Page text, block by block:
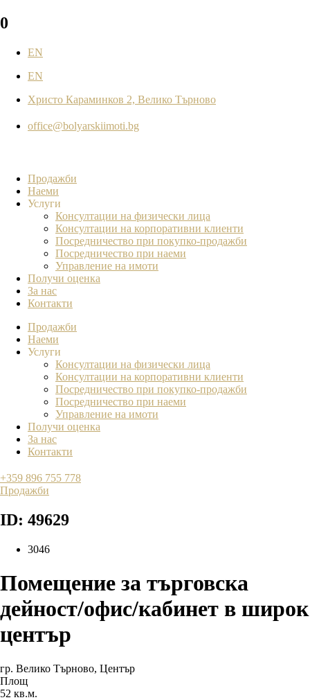
0
EN
EN
Христо Караминков 2, Велико Търново
office@bolyarskiimoti.bg
Продажби
Наеми
Услуги
Консултации на физически лица
Консултации на корпоративни клиенти
Посредничество при покупко-продажби
Посредничество при наеми
Управление на имоти
Получи оценка
За нас
Контакти
Продажби
Наеми
Услуги
Консултации на физически лица
Консултации на корпоративни клиенти
Посредничество при покупко-продажби
Посредничество при наеми
Управление на имоти
Получи оценка
За нас
Контакти
+359 896 755 778
Продажби
ID: 49629
3046
Помещение за търговска
дейност/офис/кабинет в широк
център
гр. Велико Търново, Център
Площ
52 кв.м.